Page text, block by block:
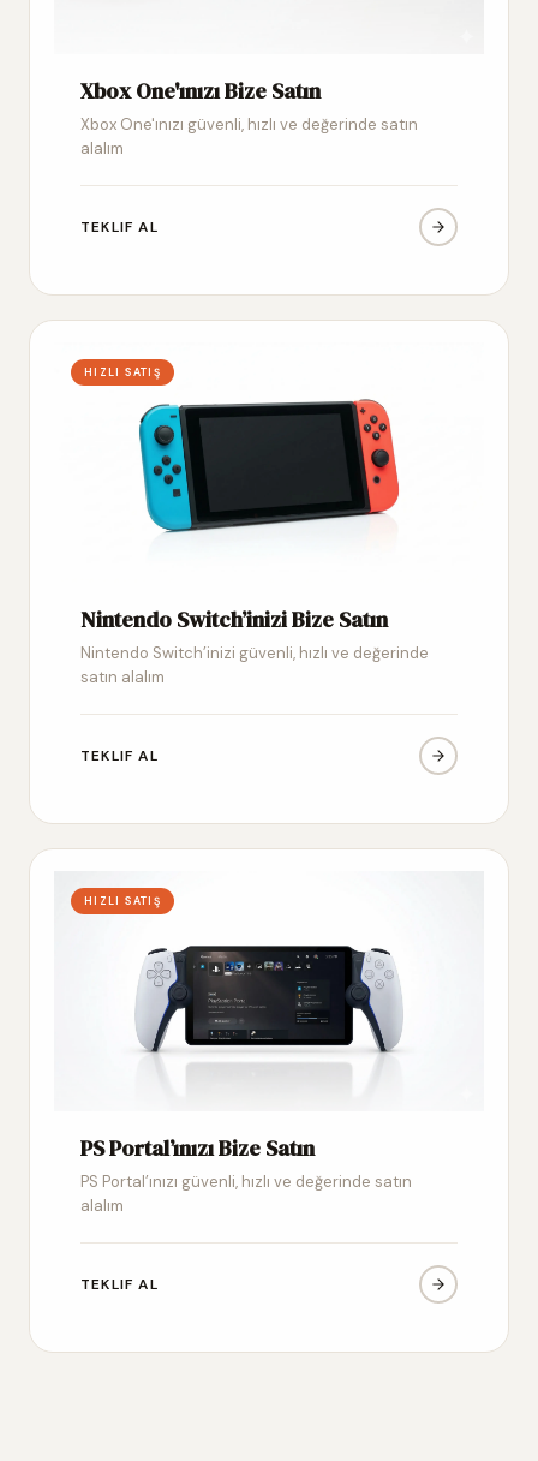
Xbox One'ınızı Bize Satın
Xbox One'ınızı güvenli, hızlı ve değerinde satın
alalım
TEKLIF AL
HIZLI SATIŞ
Nintendo Switch’inizi Bize Satın
Nintendo Switch’inizi güvenli, hızlı ve değerinde
satın alalım
TEKLIF AL
HIZLI SATIŞ
PS Portal’ınızı Bize Satın
PS Portal’ınızı güvenli, hızlı ve değerinde satın
alalım
TEKLIF AL